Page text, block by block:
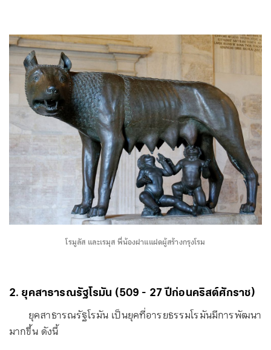
โรมูลัส และเรมุส พี่น้องฝาแแฝดผู้สร้างกรุงโรม
2. ยุคสาธารณรัฐโรมัน (509 - 27 ปีก่อนคริสต์ศักราช)
ยุคสาธารณรัฐโรมัน เป็นยุคที่อารยธรรมโรมันมีการพัฒนา
มากขึ้น ดังนี้